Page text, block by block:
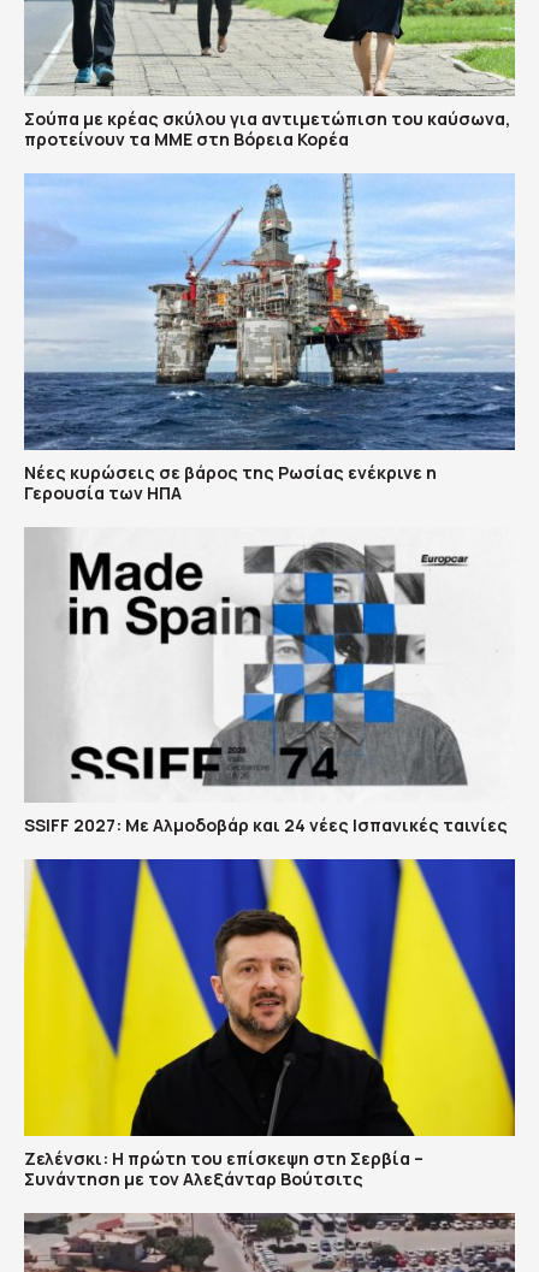
Σούπα με κρέας σκύλου για αντιμετώπιση του καύσωνα,
προτείνουν τα ΜΜΕ στη Βόρεια Κορέα
Νέες κυρώσεις σε βάρος της Ρωσίας ενέκρινε η
Γερουσία των ΗΠΑ
SSIFF 2027: Με Αλμοδοβάρ και 24 νέες Ισπανικές ταινίες
Ζελένσκι: Η πρώτη του επίσκεψη στη Σερβία –
Συνάντηση με τον Αλεξάνταρ Βούτσιτς